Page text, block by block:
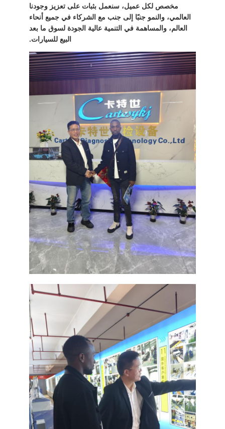
مخصص لكل عميل، سنعمل بثبات على تعزيز وجودنا
العالمي، والنمو جنبًا إلى جنب مع الشركاء في جميع أنحاء
العالم، والمساهمة في التنمية عالية الجودة لسوق ما بعد
البيع للسيارات.